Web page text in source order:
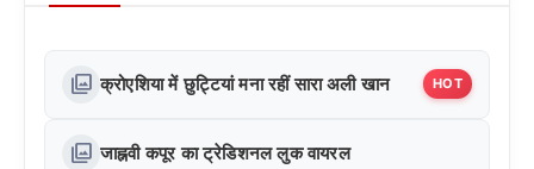
photo_library क्रोएशिया में छुट्टियां मना रहीं सारा अली खान HOT
photo_library जाह्नवी कपूर का ट्रेडिशनल लुक वायरल